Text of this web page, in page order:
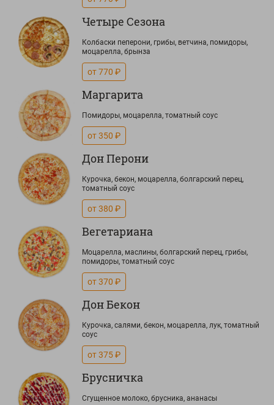
Четыре Сезона
Колбаски пеперони, грибы, ветчина, помидоры,
моцарелла, брынза
от 770 ₽
Маргарита
Помидоры, моцарелла, томатный соус
от 350 ₽
Дон Перони
Курочка, бекон, моцарелла, болгарский перец,
томатный соус
от 380 ₽
Вегетариана
Моцарелла, маслины, болгарский перец, грибы,
помидоры, томатный соус
от 370 ₽
Дон Бекон
Курочка, салями, бекон, моцарелла, лук, томатный
соус
от 375 ₽
Брусничка
Сгущенное молоко, брусника, ананасы